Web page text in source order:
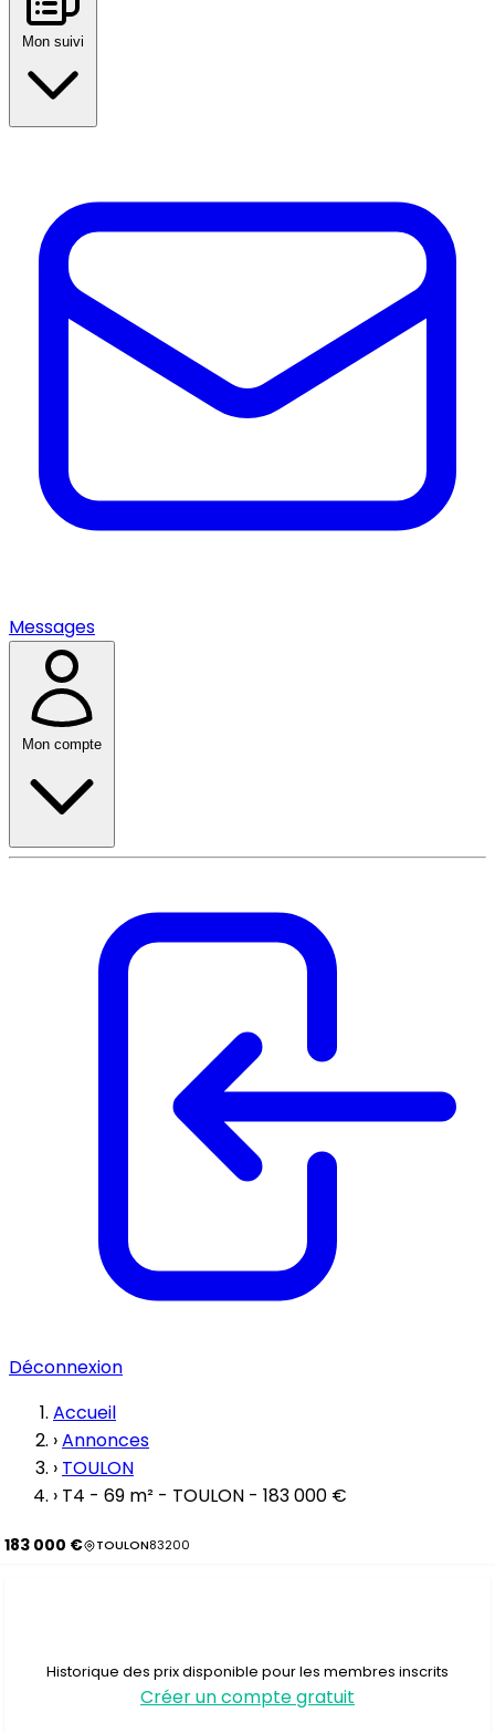
Mon suivi
Messages
Mon compte
Déconnexion
Accueil
›Annonces
› TOULON
› T4 - 69 m² - TOULON - 183 000 €
183 000 € TOULON83200
Historique des prix disponible pour les membres inscrits
Créer un compte gratuit